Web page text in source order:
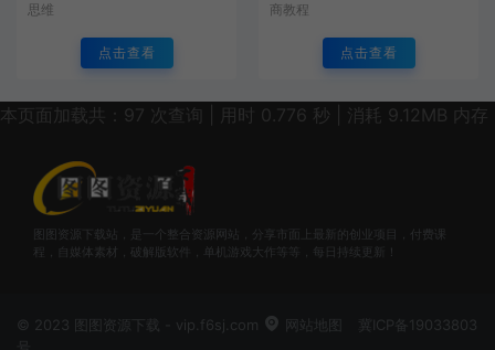
思维
点击查看
商教程
点击查看
本页面加载共：97 次查询 | 用时 0.776 秒 | 消耗 9.12MB 内存
图图资源下载站，是一个整合资源网站，分享市面上最新的创业项目，付费课
程，自媒体素材，破解版软件，单机游戏大作等等，每日持续更新！
© 2023 图图资源下载 - vip.f6sj.com 网站地图
冀ICP备19033803